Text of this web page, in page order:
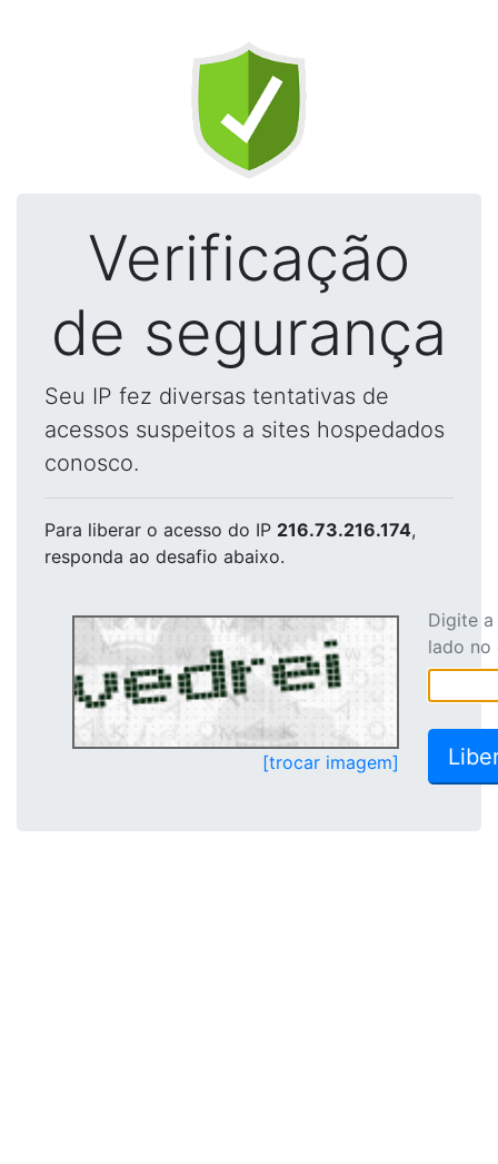
Verificação
de segurança
Seu IP fez diversas tentativas de
acessos suspeitos a sites hospedados
conosco.
Para liberar o acesso do IP 216.73.216.174,
responda ao desafio abaixo.
[trocar imagem]
Digite
lado no